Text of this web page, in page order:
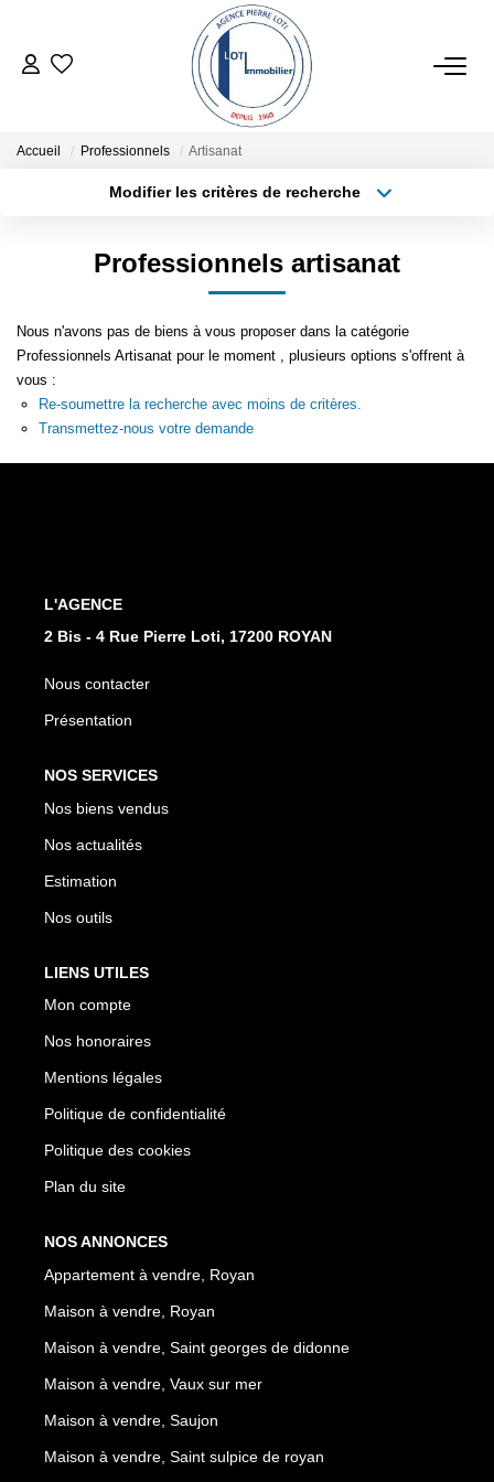
ACHETER
Accueil Professionnels Artisanat
Modifier les critères de recherche
Type de bien
Budget max Plus de critères
Professionnels artisanat
Nous n'avons pas de biens à vous proposer dans la catégorie
Professionnels Artisanat pour le moment , plusieurs options s'offrent à
vous :
Re-soumettre la recherche avec moins de critères.
Transmettez-nous votre demande
L'AGENCE
2 Bis - 4 Rue Pierre Loti, 17200 ROYAN
Nous contacter
Présentation
NOS SERVICES
Nos biens vendus
Nos actualités
Estimation
Nos outils
LIENS UTILES
Mon compte
Nos honoraires
Mentions légales
Politique de confidentialité
Politique des cookies
Plan du site
NOS ANNONCES
Appartement à vendre, Royan
Maison à vendre, Royan
Maison à vendre, Saint georges de didonne
Maison à vendre, Vaux sur mer
Maison à vendre, Saujon
Maison à vendre, Saint sulpice de royan